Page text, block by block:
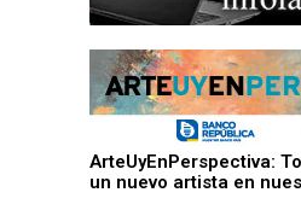
ArteUyEnPerspectiva:
un nuevo artista en